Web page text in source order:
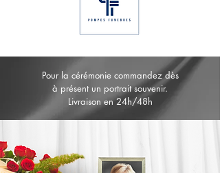
Pour la cérémonie commandez dès
à présent un portrait souvenir.
Livraison en 24h/48h